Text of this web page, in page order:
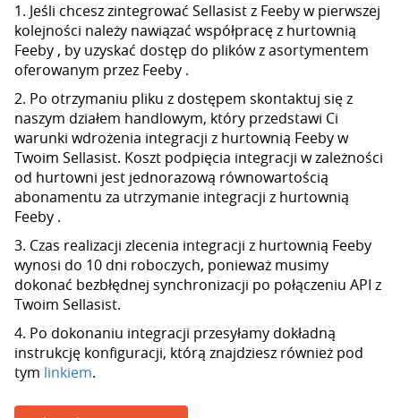
1. Jeśli chcesz zintegrować Sellasist z Feeby w pierwszej
kolejności należy nawiązać współpracę z hurtownią
Feeby , by uzyskać dostęp do plików z asortymentem
oferowanym przez Feeby .
2. Po otrzymaniu pliku z dostępem skontaktuj się z
naszym działem handlowym, który przedstawi Ci
warunki wdrożenia integracji z hurtownią Feeby w
Twoim Sellasist. Koszt podpięcia integracji w zależności
od hurtowni jest jednorazową równowartością
abonamentu za utrzymanie integracji z hurtownią
Feeby .
3. Czas realizacji zlecenia integracji z hurtownią Feeby
wynosi do 10 dni roboczych, ponieważ musimy
dokonać bezbłędnej synchronizacji po połączeniu API z
Twoim Sellasist.
4. Po dokonaniu integracji przesyłamy dokładną
instrukcję konfiguracji, którą znajdziesz również pod
tym linkiem.